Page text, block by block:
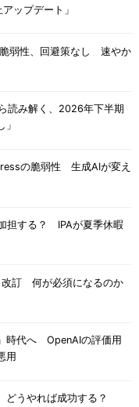
ップデート」
弱性、回避策なし 速やか
読み解く、2026年下半期
の脆弱性 生成AIが変え
担する？ IPAが夏季休暇
改訂 何が必須になるのか
時代へ OpenAIの評価用
用
どうやれば成功する？